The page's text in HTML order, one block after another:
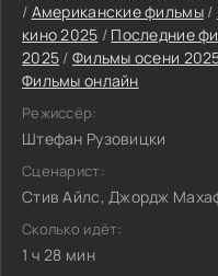
/ Американские фильмы/
кино 2025 / Последние
2025 / Фильмы осени
Фильмы онлайн
Режиссёр:
Штефан Рузовицки
Сценарист:
Стив Айлс, Джордж
Сколько идёт:
1 ч 28 мин